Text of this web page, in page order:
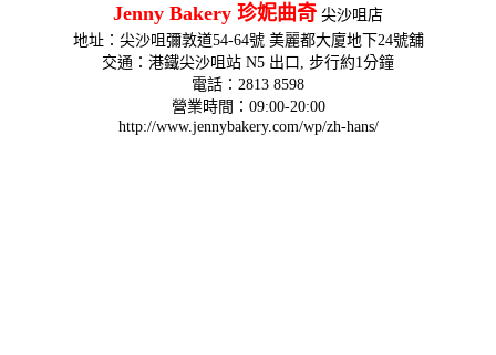
Jenny Bakery 珍妮曲奇 尖沙咀店
地址：尖沙咀彌敦道54-64號 美麗都大廈地下24號舖
交通：港鐵尖沙咀站 N5 出口, 步行約1分鐘
電話：2813 8598
營業時間：09:00-20:00
http://www.jennybakery.com/wp/zh-hans/